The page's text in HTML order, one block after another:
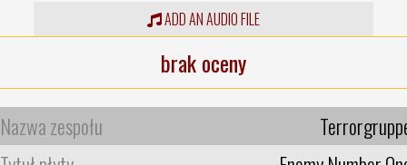
ADD AN AUDIO FILE
brak oceny
Nazwa zespołu